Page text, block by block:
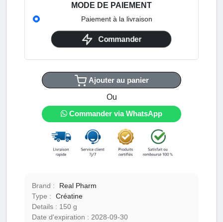
MODE DE PAIEMENT
Paiement à la livraison
Commander
Ajouter au panier
Ou
Commander via WhatsApp
Brand :
Real Pharm
Type :
Créatine
Details :
150 g
Date d'expiration : 2028-09-30